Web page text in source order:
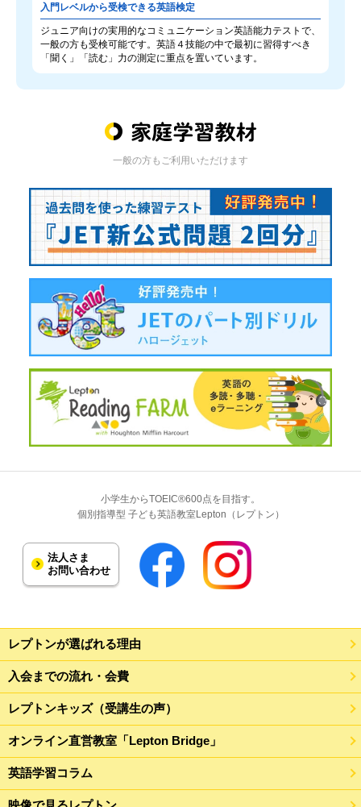
入門レベルから受検できる英語検定
ジュニア向けの実用的なコミュニケーション英語能力テストで、
一般の方も受検可能です。英語４技能の中で最初に習得すべき
「聞く」「読む」力の測定に重点を置いています。
一般の方もご利用いただけます
小学生からTOEIC®600点を目指す。
個別指導型 子ども英語教室Lepton（レプトン）
法人さま
お問い合わせ
レプトンが選ばれる理由
入会までの流れ・会費
レプトンキッズ（受講生の声）
オンライン直営教室「Lepton Bridge」
英語学習コラム